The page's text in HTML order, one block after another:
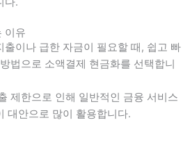
이유
이나 급한 자금이 필요할 때 , 쉽고 빠
법으로 소액결제 현금화를 선택합니
제한으로 인해 일반적인 금융 서비스
대안으로 많이 활용합니다.